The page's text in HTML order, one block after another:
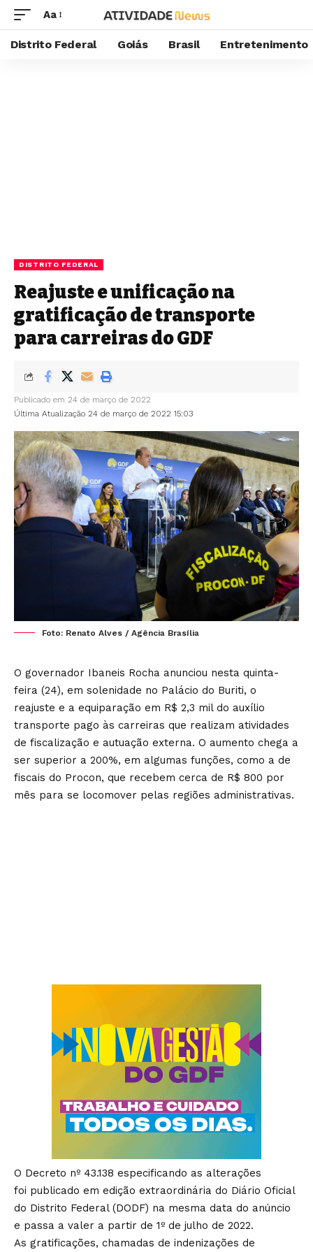
Aa
Distrito Federal Goiás Brasil Entretenimento
DISTRITO FEDERAL
Reajuste e unificação na
gratificação de transporte
para carreiras do GDF
Última Atualização 24 de março de 2022 15:03
Publicado em 24 de março de 2022
Foto: Renato Alves / Agência Brasília
O governador Ibaneis Rocha anunciou nesta quinta-
feira (24), em solenidade no Palácio do Buriti, o
reajuste e a equiparação em R$ 2,3 mil do auxílio
transporte pago às carreiras que realizam atividades
de fiscalização e autuação externa. O aumento chega a
ser superior a 200%, em algumas funções, como a de
fiscais do Procon, que recebem cerca de R$ 800 por
mês para se locomover pelas regiões administrativas.
O Decreto nº 43.138 especificando as alterações
foi publicado em edição extraordinária do Diário Oficial
do Distrito Federal (DODF) na mesma data do anúncio
e passa a valer a partir de 1º de julho de 2022.
As gratificações, chamadas de indenizações de